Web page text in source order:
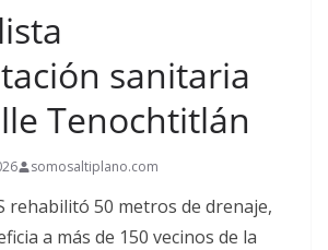
sanitaria
Tenochtitlán
somosaltiplano.com
rehabilitó 50 metros de drenaje,
a más de 150 vecinos de la